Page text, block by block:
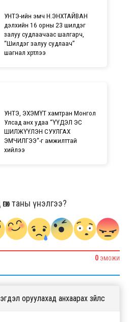
УНТЭ-ийн эмч Н.ЭНХТАЙВАН
дэлхийн 16 орны 23 шилдэг
залуу судлаачаас шалгарч,
“Шилдэг залуу судлаач”
шагнал хүртлээ
УНТЭ, ЭХЭМҮТ хамтран Монгол
Улсад анх удаа “ҮҮДЭЛ ЭС
ШИЛЖҮҮЛЭН СУУЛГАХ
ЭМЧИЛГЭЭ“-г амжилттай
хийлээ
таны үнэлгээ?
0 ЭМОЖИ
оруулахад анхаарах зүйлс